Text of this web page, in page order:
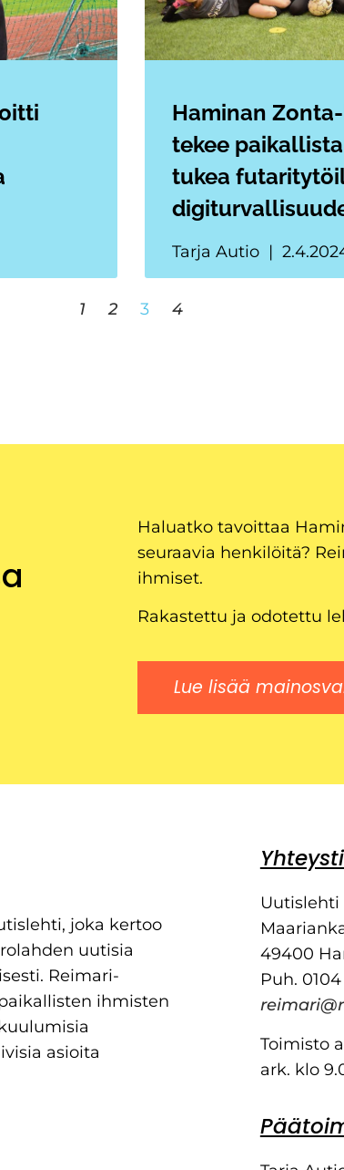
Haminan
tekee
tukea
Tarja Autio
1 2 3 4
Haluatko tavoittaa
seuraavia henkilöitä?
ihmiset.
Rakastettu ja odotettu
Lue lisää
joka kertoo
uutisia
Reimari-
ihmisten
asioita
Uutislehti
49400
Puh.
Toimisto
ark. klo